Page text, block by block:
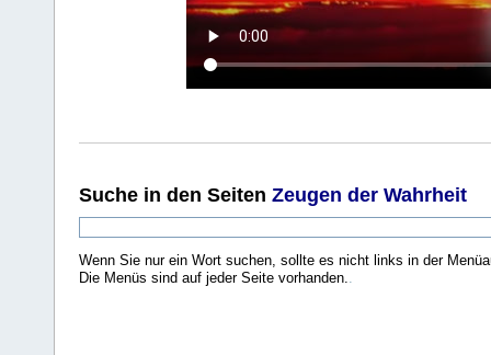
Suche in den Seiten Zeugen der Wahrheit
Wenn Sie nur ein Wort suchen, sollte es nicht links in der
Die Menüs sind auf jeder Seite vorhanden..